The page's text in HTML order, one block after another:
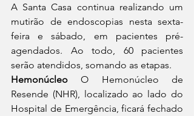
A Santa Casa continua realizando um
mutirão de endoscopias nesta sexta-
feira e sábado, em pacientes pré-
agendados. Ao todo, 60 pacientes
serão atendidos, somando as etapas.
Hemonúcleo O Hemonúcleo de
Resende (NHR), localizado ao lado do
Hospital de Emergência, ficará fechado